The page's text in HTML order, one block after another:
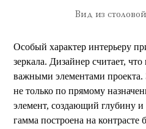
Вид из
Особый характер интерьеру
зеркала. Дизайнер считает,
важными элементами проекта.
не только по прямому
элемент, создающий глубину и
гамма построена на контрасте